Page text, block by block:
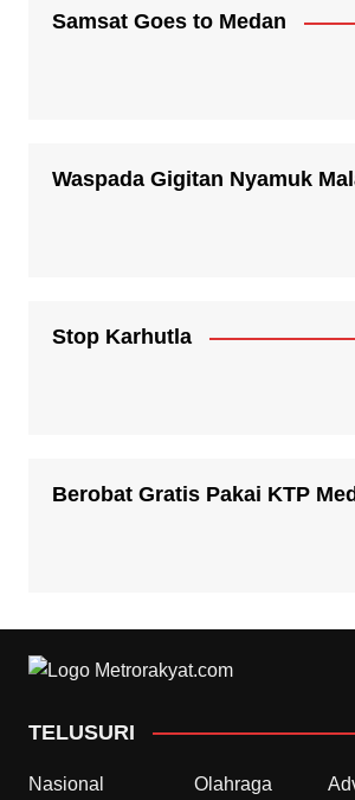
Samsat Goes to Medan
Waspada Gigitan Nyamuk
Stop Karhutla
Berobat Gratis Pakai KTP
TELUSURI
Nasional Olahraga